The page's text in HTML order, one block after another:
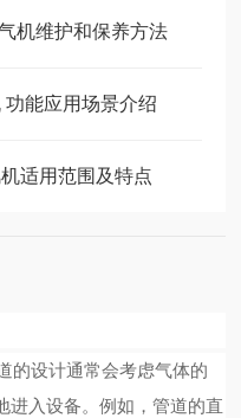
机维护和保养方法
能应用场景介绍
适用范围及特点
的设计通常会考虑气体的
进入设备。例如，管道的直